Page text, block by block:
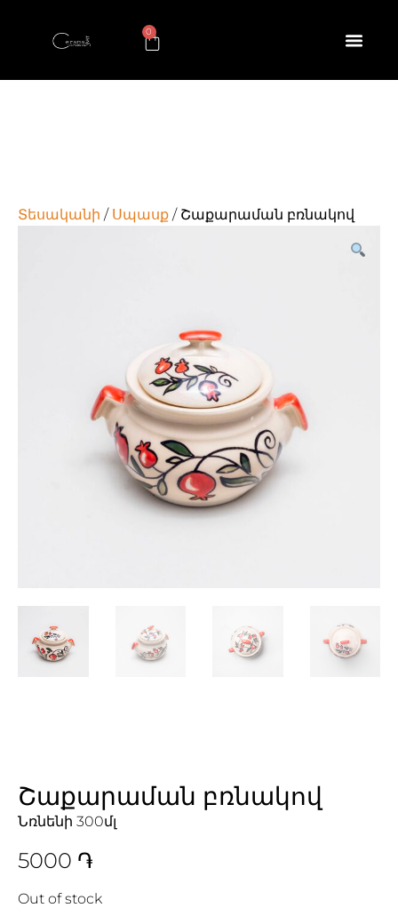
0
Տեսականի / Սպասք / Շաքարաման բռնակով
Շաքարաման բռնակով
Նռնենի 300մլ
5000 ֏
Out of stock